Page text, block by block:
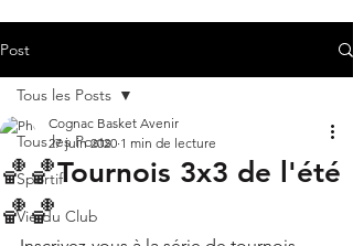
Post
Tous les Posts
Sportif
Vie du Club
Tous les Posts
🏀🏀Tournois 3x3 de l'été
🏀🏀
Cognac Basket Avenir
27 juin 2020 1 min de lecture